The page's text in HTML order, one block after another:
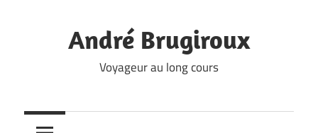
André Brugiroux
Voyageur au long cours